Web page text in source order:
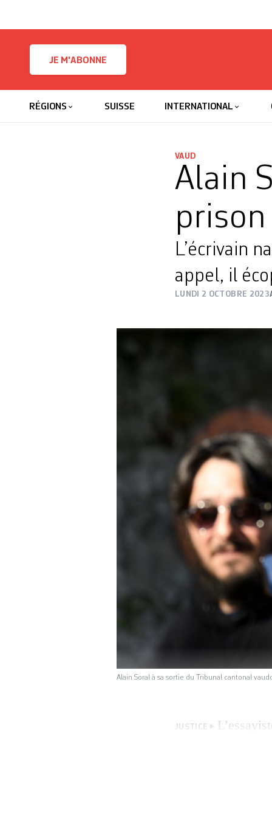
JE M'ABONNE
RÉGIONS SUISSE INTERNATIONAL
VAUD
Alain
prison
L’écrivain
appel, il
LUNDI 2 OCTOBRE 2023
Alain Soral à sa sortie du Tribunal cantonal
JUSTICE